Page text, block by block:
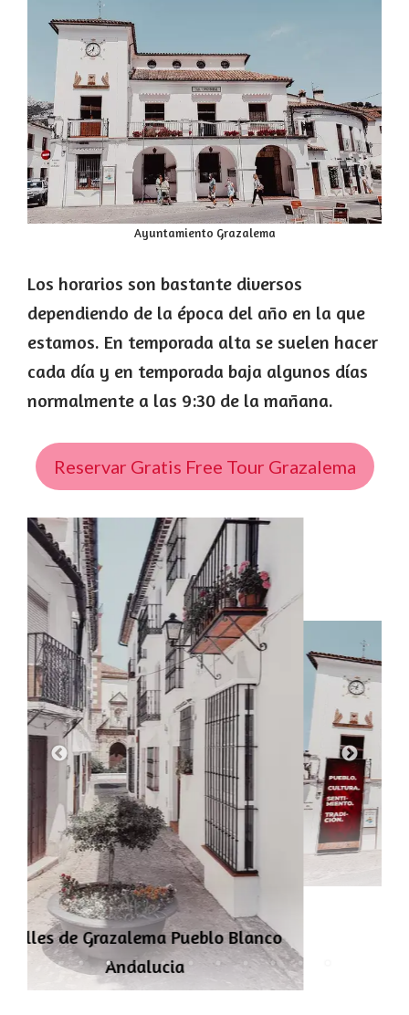
Ayuntamiento Grazalema
Los horarios son bastante diversos
dependiendo de la época del año en la que
estamos. En temporada alta se suelen hacer
cada día y en temporada baja algunos días
normalmente a las 9:30 de la mañana.
Reservar Gratis Free Tour Grazalema
Ayuntamiento de Grazalema